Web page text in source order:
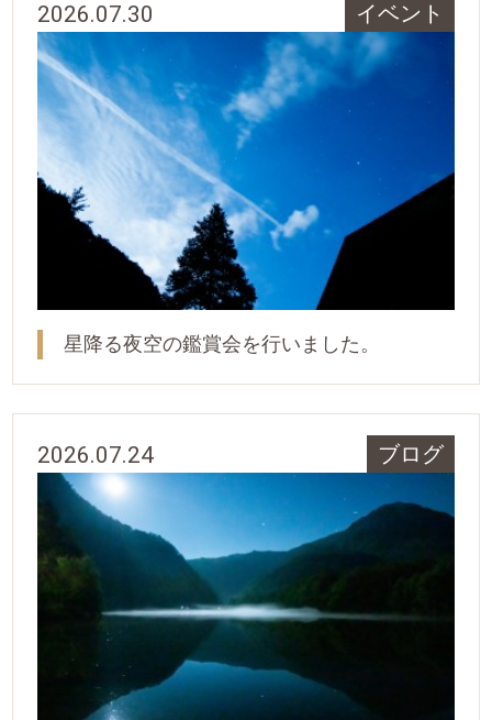
2026.07.30 イベント
星降る夜空の鑑賞会を行いました。
2026.07.24 ブログ